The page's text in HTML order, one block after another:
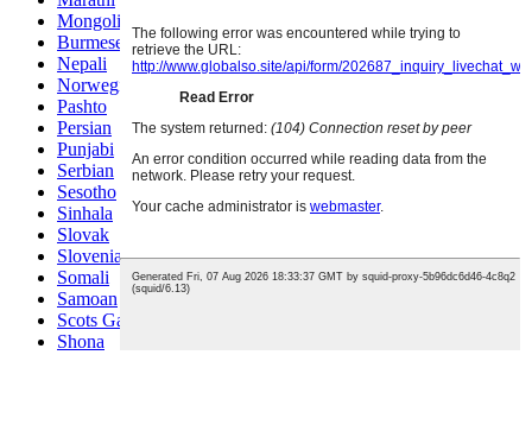
Mongolian
Burmese
Nepali
Norwegian
Pashto
Persian
Punjabi
Serbian
Sesotho
Sinhala
Slovak
Slovenian
Somali
Samoan
Scots Gaelic
Shona